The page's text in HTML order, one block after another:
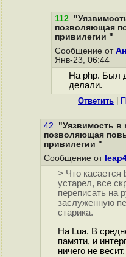
112.
позволяющая
привилегии "
Сообщение от
Янв-23, 06:44
На php. Был
делали.
Ответить
42. "Уязвимость в
позволяющая
привилегии "
Сообщение от
> Что касается
устарел, все
переписать на
заслуженную
старика.
На Lua. В
памяти, и
ничего не весит.